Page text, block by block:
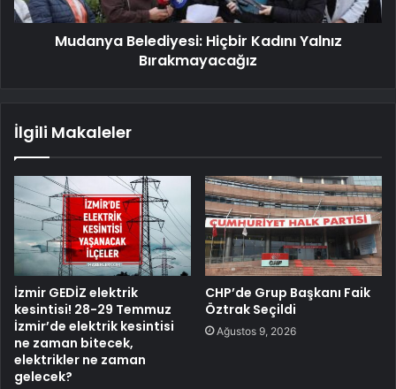
Mudanya Belediyesi: Hiçbir Kadını Yalnız
Bırakmayacağız
İlgili Makaleler
İzmir GEDİZ elektrik
kesintisi! 28-29 Temmuz
İzmir’de elektrik kesintisi
ne zaman bitecek,
elektrikler ne zaman
gelecek?
CHP’de Grup Başkanı Faik
Öztrak Seçildi
Ağustos 9, 2026